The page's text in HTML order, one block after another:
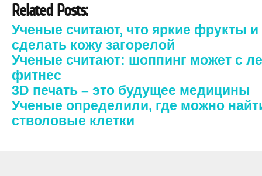
Related Posts:
Ученые считают, что яркие фрукты
сделать кожу загорелой
Ученые считают: шоппинг может с
фитнес
3D печать – это будущее медицины
Ученые определили, где можно
стволовые клетки